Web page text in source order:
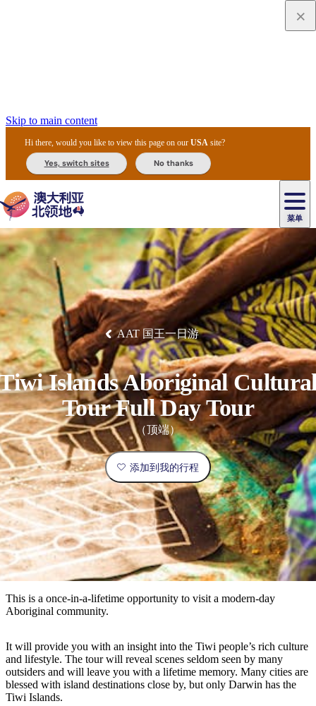
Skip to main content
Hi there, would you like to view this page on ourUSA site?
Yes, switch sites No thanks
菜单
主
导
航
景
点
最
受
欢
迎
目
的
地
内
陆
和
户
外
按
地
区
探
达
尔
文
爱
丽
斯
泉
乌
鲁
鲁
卡
卡
杜
国
家
公
园
治
菲
特
国
家
公
瓦
塔
卡
国
家
公
提
群
岛
东
阿
姆
地
马
塔
兰
卡
温
泉
池
尼
特
米
鲁
克
国
家
公
园
卡
鲁
卡
鲁
/
魔
鬼
大
理
石
保
护
区
马
古
克
瀑
布
茨
奥
里
查
/
西
麦
克
唐
纳
国
家
公
园
活
动
体
验
旅
行
者
类
型
精
选
榜
单
住
民
文
化
体
验
美
食
攻
略
节
庆
与
活
动
户
外
和
探
险
然
和
野
生
动
植
历
史
和
遗
钓
鱼
高
旅
游
露
营
和
豪
华
野
营
旅
行
灵
感
规
划
您
的
行
规
划
和
预
订
实
用
信
息
规
划
工
具
住
宿
导
游
陪
同
旅
程
租
车
和
交
通
AAT 国王一日游
Islands Aboriginal
Tour Full Day Tour
（顶端）
添加到我的行程
This is a once-in-a-lifetime opportunity to visit a modern-day
Aboriginal community.
It will provide you with an insight into the Tiwi people’s rich culture
and lifestyle. The tour will reveal scenes seldom seen by many
outsiders and will leave you with a lifetime memory. Many cities are
blessed with island destinations close by, but only Darwin has the
Tiwi Islands.